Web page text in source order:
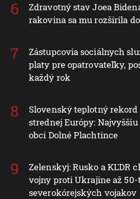
Zdravotný stav Joea
rakovina sa mu rozšírila
Zástupcovia sociálnych
platy pre opatrovateľky,
každý rok
Slovenský teplotný rekord
strednej Európy:
obci Dolné Plachtince
Zelenskyj: Rusko a KĽDR
vojny proti Ukrajine až
severokórejských vojakov